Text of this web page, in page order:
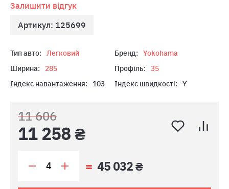
Залишити відгук
Артикул: 125699
Тип авто: Легковий Бренд:
Yokohama
Ширина:
285 Профіль:
35
Індекс навантаження:
103 Індекс швидкості: Y
11 606
11 258 ₴
45 032 ₴